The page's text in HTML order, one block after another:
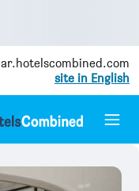
ar.hotelscombined.com
site in English